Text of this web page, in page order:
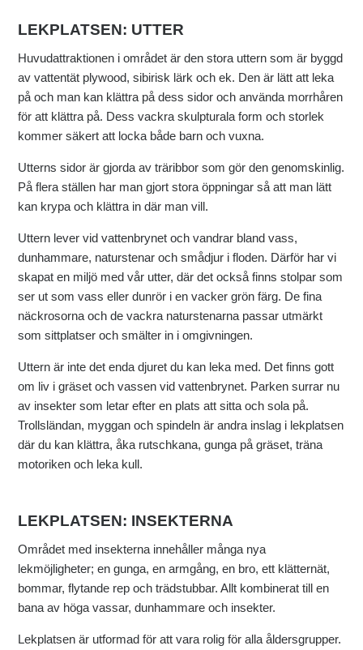
LEKPLATSEN: UTTER
Huvudattraktionen i området är den stora uttern som är byggd
av vattentät plywood, sibirisk lärk och ek. Den är lätt att leka
på och man kan klättra på dess sidor och använda morrhåren
för att klättra på. Dess vackra skulpturala form och storlek
kommer säkert att locka både barn och vuxna.
Utterns sidor är gjorda av träribbor som gör den genomskinlig.
På flera ställen har man gjort stora öppningar så att man lätt
kan krypa och klättra in där man vill.
Uttern lever vid vattenbrynet och vandrar bland vass,
dunhammare, naturstenar och smådjur i floden. Därför har vi
skapat en miljö med vår utter, där det också finns stolpar som
ser ut som vass eller dunrör i en vacker grön färg. De fina
näckrosorna och de vackra naturstenarna passar utmärkt
som sittplatser och smälter in i omgivningen.
Uttern är inte det enda djuret du kan leka med. Det finns gott
om liv i gräset och vassen vid vattenbrynet. Parken surrar nu
av insekter som letar efter en plats att sitta och sola på.
Trollsländan, myggan och spindeln är andra inslag i lekplatsen
där du kan klättra, åka rutschkana, gunga på gräset, träna
motoriken och leka kull.
LEKPLATSEN: INSEKTERNA
Området med insekterna innehåller många nya
lekmöjligheter; en gunga, en armgång, en bro, ett klätternät,
bommar, flytande rep och trädstubbar. Allt kombinerat till en
bana av höga vassar, dunhammare och insekter.
Lekplatsen är utformad för att vara rolig för alla åldersgrupper.